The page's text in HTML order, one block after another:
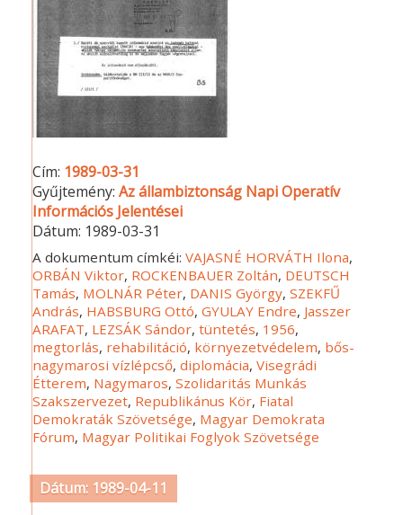
Cím: 1989-03-31
Gyűjtemény:Az állambiztonság Napi Operatív
Információs Jelentései
Dátum: 1989-03-31
A dokumentum címkéi:VAJASNÉ HORVÁTH Ilona,
ORBÁN Viktor, ROCKENBAUER Zoltán, DEUTSCH
Tamás, MOLNÁR Péter, DANIS György,SZEKFŰ
András, HABSBURG Ottó,GYULAY Endre, Jasszer
ARAFAT, LEZSÁK Sándor,tüntetés, 1956,
megtorlás, rehabilitáció, környezetvédelem, bős-
nagymarosi vízlépcső,diplomácia,Visegrádi
Étterem, Nagymaros,Szolidaritás Munkás
Szakszervezet, Republikánus Kör, Fiatal
Demokraták Szövetsége, Magyar Demokrata
Fórum, Magyar Politikai Foglyok Szövetsége
Dátum: 1989-04-11